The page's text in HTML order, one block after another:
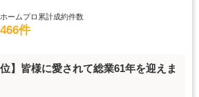
ホームプロ累計成約件数
466件
】皆様に愛されて総業61年を迎えま